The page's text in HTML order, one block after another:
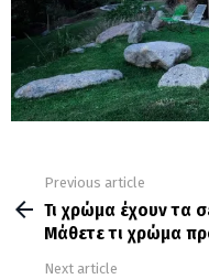
more
Previous article
Τι χρώμα έχουν τα
Μάθετε τι χρώμα
Next article